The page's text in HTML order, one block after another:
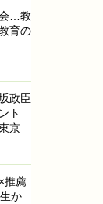
…教
育の
政臣
ト
京
推薦
か